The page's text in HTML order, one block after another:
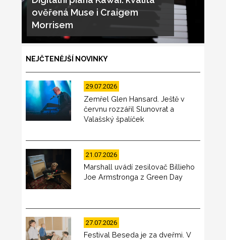
ověřená Muse i Craigem
Morrisem
NEJČTENĚJŠÍ NOVINKY
29.07.2026
Zemřel Glen Hansard. Ještě v
červnu rozzářil Slunovrat a
Valašský špalíček
21.07.2026
Marshall uvádí zesilovač Billieho
Joe Armstronga z Green Day
27.07.2026
Festival Beseda je za dveřmi. V